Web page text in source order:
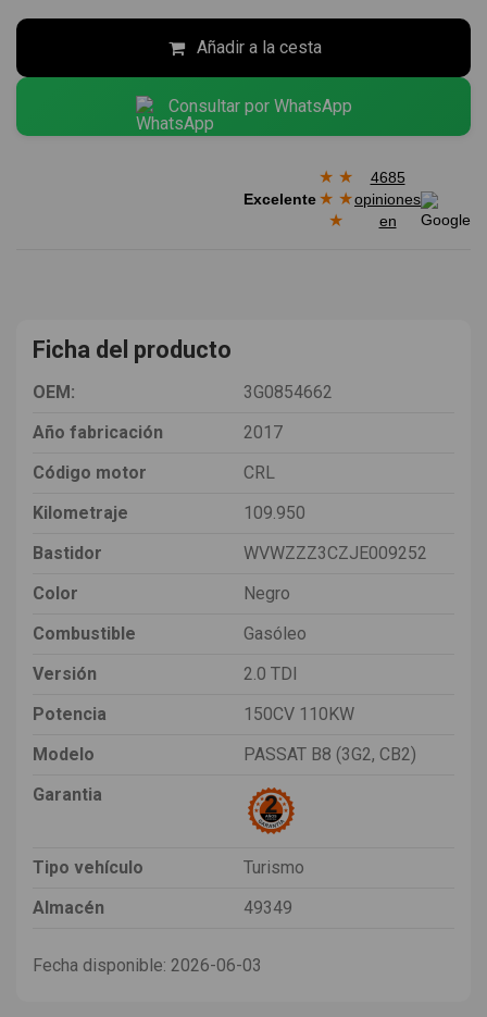
Añadir a la cesta
Consultar por WhatsApp
Excelente
★ ★
★ ★
★
4685
opiniones
en
Ficha del producto
OEM:
3G0854662
Año fabricación
2017
Código motor
CRL
Kilometraje
109.950
Bastidor
WVWZZZ3CZJE009252
Color
Negro
Combustible
Gasóleo
Versión
2.0 TDI
Potencia
150CV 110KW
Modelo
PASSAT B8 (3G2, CB2)
Garantia
Tipo vehículo
Turismo
Almacén
49349
Fecha disponible: 2026-06-03